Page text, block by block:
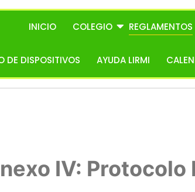
INICIO COLEGIO REGLAMENTOS
DE DISPOSITIVOS AYUDA LIRMI
IV: Protocolo